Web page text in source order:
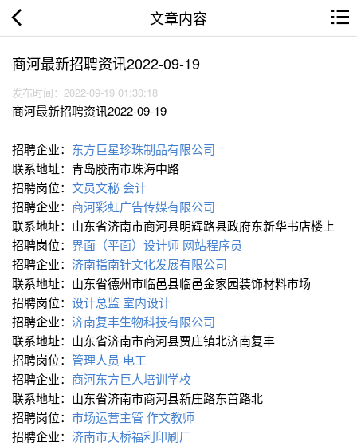
文章内容
商河最新招聘资讯2022-09-19
发布时间：2022-09-19 01:30:18
商河最新招聘资讯2022-09-19
招聘企业： 东方巨星珍珠制品有限公司
联系地址：青岛胶南市珠海中路
招聘岗位： 文员文秘会计
招聘企业： 商河彩虹广告传媒有限公司
联系地址：山东省济南市商河县明辉路县政府东新华书店楼上
招聘岗位： 界面（平面）设计师 网站程序员
招聘企业： 济南指南针文化发展有限公司
联系地址：山东省德州市临邑县临邑金家园装饰材料市场
招聘岗位： 设计总监 室内设计
招聘企业： 济南复丰生物科技有限公司
联系地址：山东省济南市商河县贾庄镇北济南复丰
招聘岗位： 管理人员 电工
招聘企业： 商河东方巨人培训学校
联系地址：山东省济南市商河县新庄路东首路北
招聘岗位： 市场运营主管 作文教师
招聘企业： 济南市天桥福利印刷厂